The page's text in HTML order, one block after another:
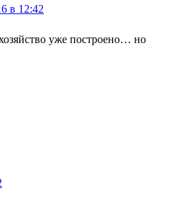
в 12:42
уже построено… но